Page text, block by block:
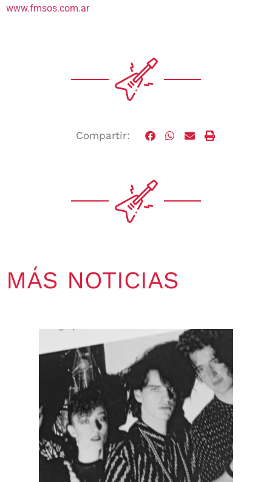
www.fmsos.com.ar
Compartir:
MÁS NOTICIAS